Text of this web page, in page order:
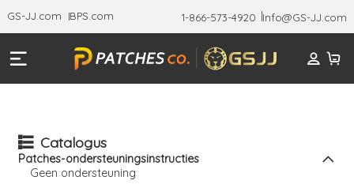
GS-JJ.com BPS.com 1-866-573-4920 Info@GS-JJ.com
Catalogus
Patches-ondersteuningsinstructies
Geen ondersteuning